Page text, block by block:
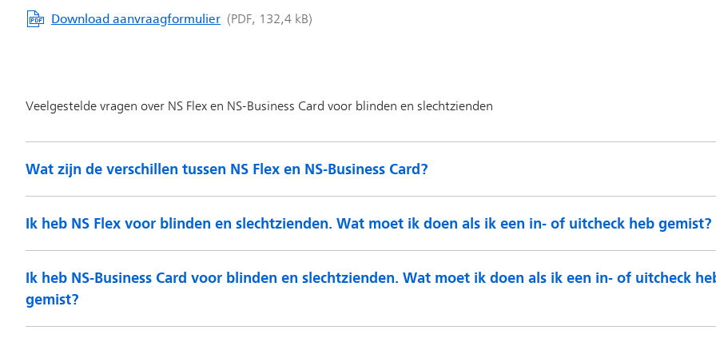
Wat zijn de verschillen tussen NS Flex en NS-Business Card?
Ik heb NS Flex voor blinden en slechtzienden. Wat moet ik doen als ik een in- of uitcheck heb gemist?
Ik heb NS-Business Card voor blinden en slechtzienden. Wat moet ik doen als ik een in- of uitcheck
gemist?